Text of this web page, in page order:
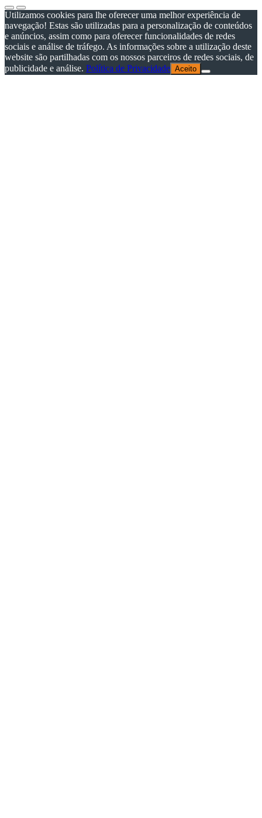
Utilizamos cookies para lhe oferecer uma melhor experiência de
navegação! Estas são utilizadas para a personalização de conteúdos
e anúncios, assim como para oferecer funcionalidades de redes
sociais e análise de tráfego. As informações sobre a utilização deste
website são partilhadas com os nossos parceiros de redes sociais, de
publicidade e análise. Política de Privacidade Aceito